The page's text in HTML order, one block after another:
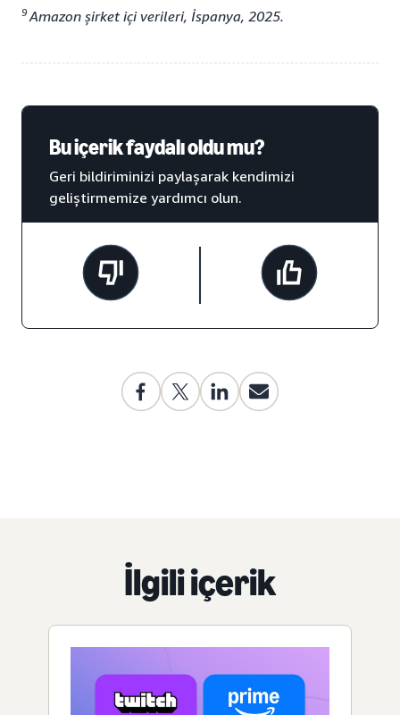
9 Amazon şirket içi verileri, İspanya, 2025.
Bu içerik faydalı oldu mu?
Geri bildiriminizi paylaşarak kendimizi
geliştirmemize yardımcı olun.
İlgili içerik